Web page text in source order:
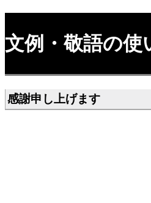
文例・敬語の使
感謝申し上げます